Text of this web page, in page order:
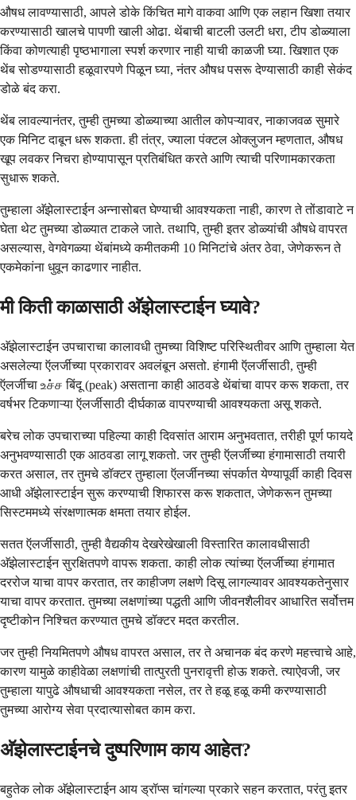
औषध लावण्यासाठी, आपले डोके किंचित मागे वाकवा आणि एक लहान खिशा तयार
करण्यासाठी खालचे पापणी खाली ओढा. थेंबाची बाटली उलटी धरा, टीप डोळ्याला
किंवा कोणत्याही पृष्ठभागाला स्पर्श करणार नाही याची काळजी घ्या. खिशात एक
थेंब सोडण्यासाठी हळूवारपणे पिळून घ्या, नंतर औषध पसरू देण्यासाठी काही सेकंद
डोळे बंद करा.
थेंब लावल्यानंतर, तुम्ही तुमच्या डोळ्याच्या आतील कोपऱ्यावर, नाकाजवळ सुमारे
एक मिनिट दाबून धरू शकता. ही तंत्र, ज्याला पंक्टल ओक्लुजन म्हणतात, औषध
खूप लवकर निचरा होण्यापासून प्रतिबंधित करते आणि त्याची परिणामकारकता
सुधारू शकते.
तुम्हाला अ‍ॅझेलास्टाईन अन्नासोबत घेण्याची आवश्यकता नाही, कारण ते तोंडावाटे न
घेता थेट तुमच्या डोळ्यात टाकले जाते. तथापि, तुम्ही इतर डोळ्यांची औषधे वापरत
असल्यास, वेगवेगळ्या थेंबांमध्ये कमीतकमी 10 मिनिटांचे अंतर ठेवा, जेणेकरून ते
एकमेकांना धुवून काढणार नाहीत.
मी किती काळासाठी अ‍ॅझेलास्टाईन घ्यावे?
अ‍ॅझेलास्टाईन उपचाराचा कालावधी तुमच्या विशिष्ट परिस्थितीवर आणि तुम्हाला येत
असलेल्या ऍलर्जीच्या प्रकारावर अवलंबून असतो. हंगामी ऍलर्जीसाठी, तुम्ही
ऍलर्जीचा உச்ச बिंदू (peak) असताना काही आठवडे थेंबांचा वापर करू शकता, तर
वर्षभर टिकणाऱ्या ऍलर्जीसाठी दीर्घकाळ वापरण्याची आवश्यकता असू शकते.
बरेच लोक उपचाराच्या पहिल्या काही दिवसांत आराम अनुभवतात, तरीही पूर्ण फायदे
अनुभवण्यासाठी एक आठवडा लागू शकतो. जर तुम्ही ऍलर्जीच्या हंगामासाठी तयारी
करत असाल, तर तुमचे डॉक्टर तुम्हाला ऍलर्जीनच्या संपर्कात येण्यापूर्वी काही दिवस
आधी अ‍ॅझेलास्टाईन सुरू करण्याची शिफारस करू शकतात, जेणेकरून तुमच्या
सिस्टममध्ये संरक्षणात्मक क्षमता तयार होईल.
सतत ऍलर्जीसाठी, तुम्ही वैद्यकीय देखरेखेखाली विस्तारित कालावधीसाठी
अ‍ॅझेलास्टाईन सुरक्षितपणे वापरू शकता. काही लोक त्यांच्या ऍलर्जीच्या हंगामात
दररोज याचा वापर करतात, तर काहीजण लक्षणे दिसू लागल्यावर आवश्यकतेनुसार
याचा वापर करतात. तुमच्या लक्षणांच्या पद्धती आणि जीवनशैलीवर आधारित सर्वोत्तम
दृष्टीकोन निश्चित करण्यात तुमचे डॉक्टर मदत करतील.
जर तुम्ही नियमितपणे औषध वापरत असाल, तर ते अचानक बंद करणे महत्त्वाचे आहे,
कारण यामुळे काहीवेळा लक्षणांची तात्पुरती पुनरावृत्ती होऊ शकते. त्याऐवजी, जर
तुम्हाला यापुढे औषधाची आवश्यकता नसेल, तर ते हळू हळू कमी करण्यासाठी
तुमच्या आरोग्य सेवा प्रदात्यासोबत काम करा.
अ‍ॅझेलास्टाईनचे दुष्परिणाम काय आहेत?
बहुतेक लोक अ‍ॅझेलास्टाईन आय ड्रॉप्स चांगल्या प्रकारे सहन करतात, परंतु इतर